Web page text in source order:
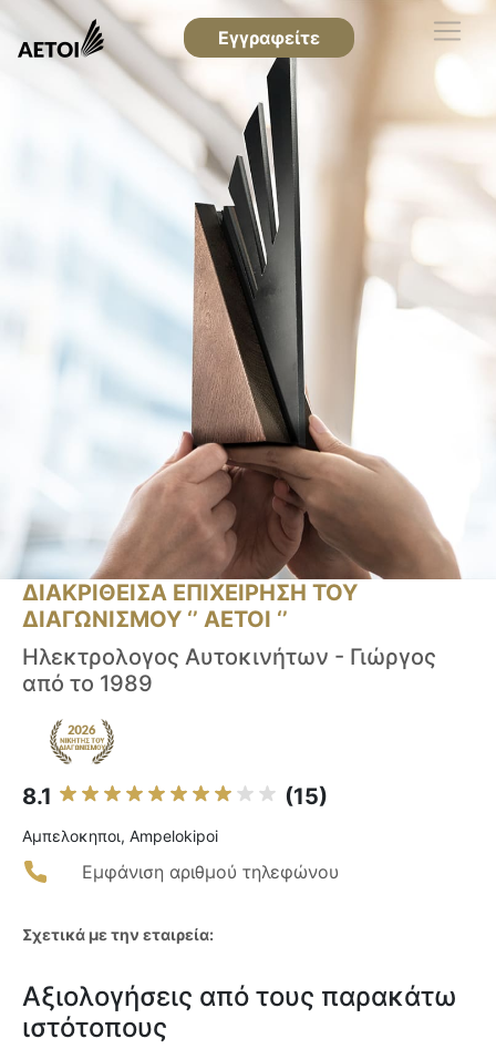
Εγγραφείτε
ΔΙΑΚΡΙΘΕΙΣΑ ΕΠΙΧΕΙΡΗΣΗ ΤΟΥ
ΔΙΑΓΩΝΙΣΜΟΥ ‘’ ΑΕΤΟΙ ‘’
Ηλεκτρολογος Αυτοκινήτων - Γιώργος
από το 1989
8.1 (15)
Αμπελοκηποι, Ampelokipoi
Εμφάνιση αριθμού τηλεφώνου
Σχετικά με την εταιρεία:
Αξιολογήσεις από τους παρακάτω
ιστότοπους